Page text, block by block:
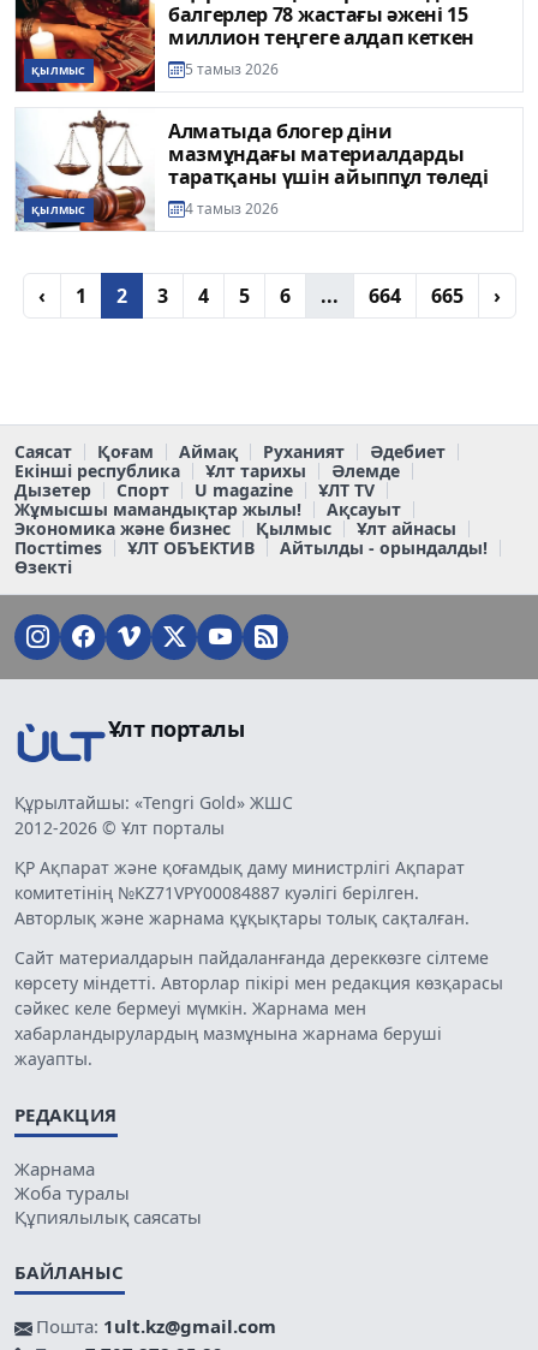
ҚЫЛМЫС
балгерлер 78 жастағы әжені 15
миллион теңгеге алдап кеткен
5 тамыз 2026
ҚЫЛМЫС
Алматыда блогер діни
мазмұндағы материалдарды
таратқаны үшін айыппұл төледі
4 тамыз 2026
‹ 1 2 3 4 5 6 ... 664 665 ›
Саясат Қоғам Аймақ Руханият
Әдебиет
Екінші республика
Ұлт тарихы
Әлемде
Дызетер
Спорт U magazine
ҰЛТ TV
Жұмысшы мамандықтар жылы!
Ақсауыт
Экономика және бизнес
Қылмыс
Ұлт айнасы
Постtimes
ҰЛТ ОБЪЕКТИВ
Айтылды - орындалды!
Өзекті
Ұлт порталы
Құрылтайшы: «Tengri Gold» ЖШС
2012-2026 © Ұлт порталы
ҚР Ақпарат және қоғамдық даму министрлігі Ақпарат
комитетінің №KZ71VPY00084887 куәлігі берілген.
Авторлық және жарнама құқықтары толық сақталған.
Сайт материалдарын пайдаланғанда дереккөзге сілтеме
көрсету міндетті. Авторлар пікірі мен редакция көзқарасы
сәйкес келе бермеуі мүмкін. Жарнама мен
хабарландырулардың мазмұнына жарнама беруші
жауапты.
РЕДАКЦИЯ
Жарнама
Жоба туралы
Құпиялылық саясаты
БАЙЛАНЫС
Пошта: 1ult.kz@gmail.com